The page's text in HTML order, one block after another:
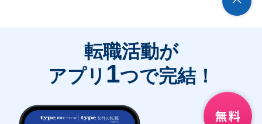
転職活動が
アプリ 1つで完結！